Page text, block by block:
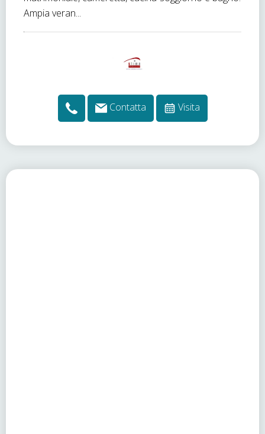
Ampia veran...
Contatta Visita